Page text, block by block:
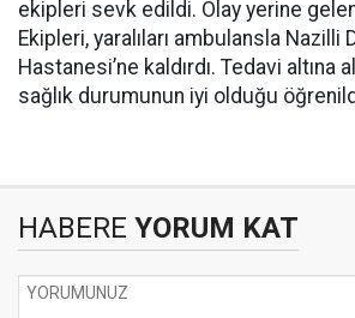
ekipleri sevk edildi. Olay yerine
Ekipleri, yaralıları ambulansla Nazilli
Hastanesi’ne kaldırdı. Tedavi altına
sağlık durumunun iyi olduğu
HABERE YORUM KAT